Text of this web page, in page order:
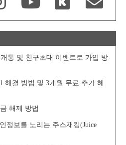
통 및 친구초대 이벤트로 가입 방
해결 방법 및 3개월 무료 추가 혜
해제 방법
정보를 노리는 주스재킹(Juice